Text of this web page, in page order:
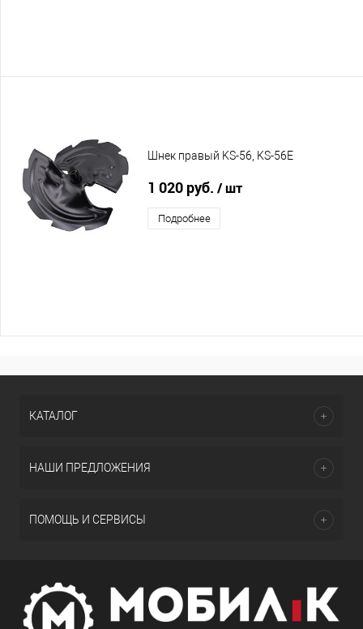
Шнек правый KS-56, KS-56E
1 020 руб. / шт
Подробнее
КАТАЛОГ
НАШИ ПРЕДЛОЖЕНИЯ
ПОМОЩЬ И СЕРВИСЫ